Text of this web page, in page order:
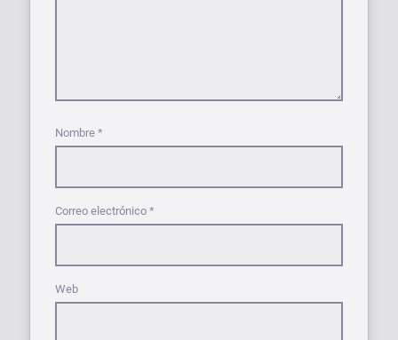
Nombre *
Correo electrónico *
Web